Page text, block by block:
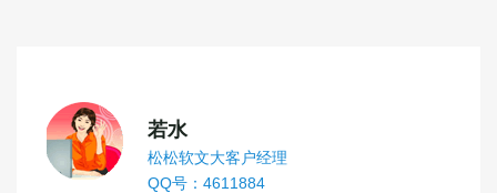
若水
松松软文大客户经理
QQ号：4611884